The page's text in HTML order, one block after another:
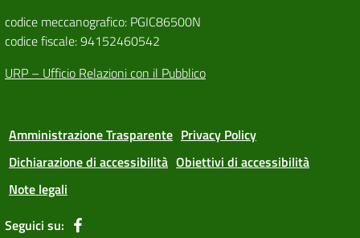
codice meccanografico: PGIC86500N
codice fiscale: 94152460542
URP – Ufficio Relazioni con il Pubblico
Amministrazione Trasparente Privacy Policy
Dichiarazione di accessibilità Obiettivi di accessibilità
Note legali
Seguici su: